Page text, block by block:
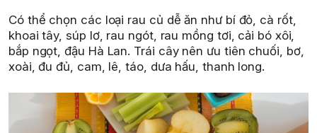
Có thể chọn các loại rau củ dễ ăn như bí đỏ, cà rốt,
khoai tây, súp lơ, rau ngót, rau mồng tơi, cải bó xôi,
bắp ngọt, đậu Hà Lan. Trái cây nên ưu tiên chuối, bơ,
xoài, đu đủ, cam, lê, táo, dưa hấu, thanh long.